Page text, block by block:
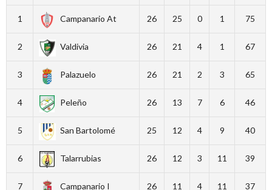
1 Campanario At 26 25 0 1 75
2 Valdivia 26 21 4 1 67
3 Palazuelo 26 21 2 3 65
4 Peleño 26 13 7 6 46
5 San Bartolomé 25 12 4 9 40
6 Talarrubias 26 12 3 11 39
7 Campanario I 26 11 4 11 37